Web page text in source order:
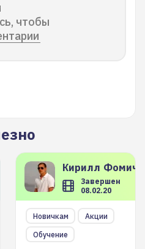
чтобы
Кирилл
Завершен
08.02.20
Новичкам
Акции
Обучение